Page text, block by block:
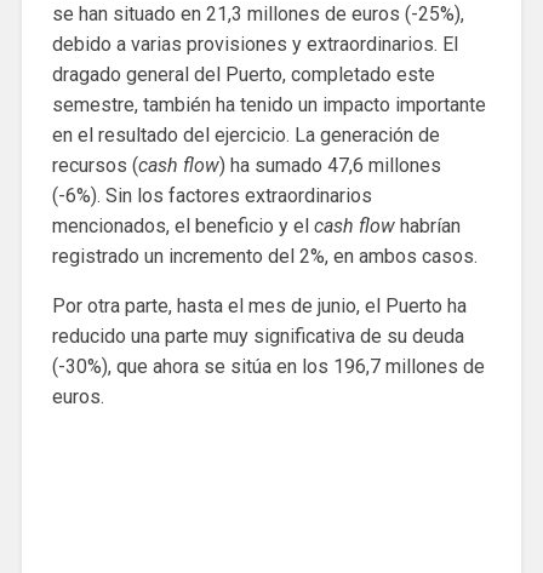
se han situado en 21,3 millones de euros (-25%),
debido a varias provisiones y extraordinarios. El
dragado general del Puerto, completado este
semestre, también ha tenido un impacto importante
en el resultado del ejercicio. La generación de
recursos (cash flow) ha sumado 47,6 millones
(-6%). Sin los factores extraordinarios
mencionados, el beneficio y el cash flowhabrían
registrado un incremento del 2%, en ambos casos.
Por otra parte, hasta el mes de junio, el Puerto ha
reducido una parte muy significativa de su deuda
(-30%), que ahora se sitúa en los 196,7 millones de
euros.